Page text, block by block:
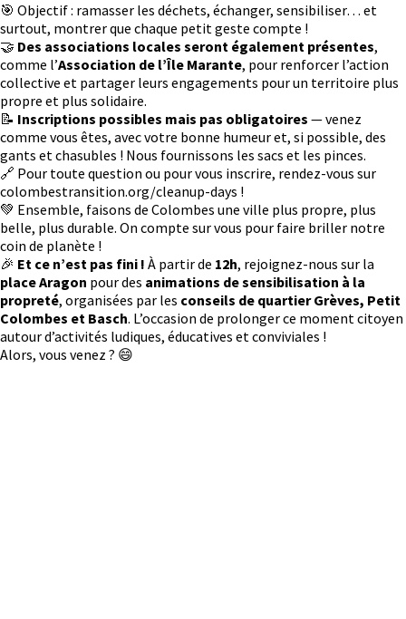
🎯 Objectif : ramasser les déchets, échanger, sensibiliser… et
surtout, montrer que chaque petit geste compte !
🤝 Des associations locales seront également présentes,
comme l’Association de l’Île Marante, pour renforcer l’action
collective et partager leurs engagements pour un territoire plus
propre et plus solidaire.
📝 Inscriptions possibles mais pas obligatoires — venez
comme vous êtes, avec votre bonne humeur et, si possible, des
gants et chasubles ! Nous fournissons les sacs et les pinces.
🔗 Pour toute question ou pour vous inscrire, rendez-vous sur
colombestransition.org/cleanup-days !
💚 Ensemble, faisons de Colombes une ville plus propre, plus
belle, plus durable. On compte sur vous pour faire briller notre
coin de planète !
🎉 Et ce n’est pas fini ! À partir de 12h, rejoignez-nous sur la
place Aragon pour des animations de sensibilisation à la
propreté, organisées par les conseils de quartier Grèves, Petit
Colombes et Basch. L’occasion de prolonger ce moment citoyen
autour d’activités ludiques, éducatives et conviviales !
Alors, vous venez ? 😄